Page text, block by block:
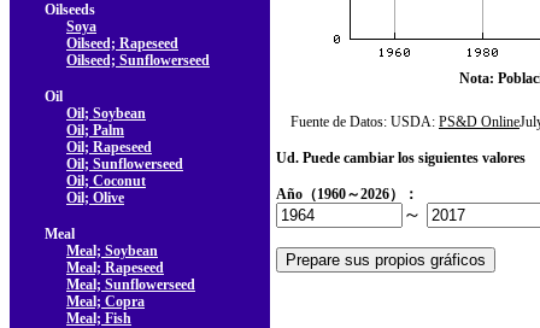
Oilseeds
Soya
Oilseed; Rapeseed
Oilseed; Sunflowerseed
Oil
Oil; Soybean
Oil; Palm
Oil; Rapeseed
Oil; Sunflowerseed
Oil; Coconut
Oil; Olive
Meal
Meal; Soybean
Meal; Rapeseed
Meal; Sunflowerseed
Meal; Copra
Meal; Fish
Nota:
Fuente de Datos: USDA: PS&D Online
Ud. Puede cambiar los siguientes valores
Año（1960～2026）：
～